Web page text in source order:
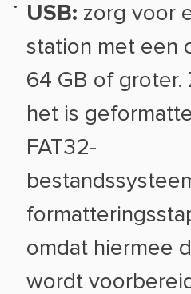
USB: zorg voor
station met een
64 GB of
het is
FAT32-
omdat hiermee
wordt